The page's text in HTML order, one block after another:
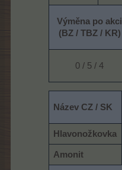
Výměna po akci
(BZ / TBZ / KR)
0 / 5 / 4​
Název CZ / SK
Hlavonožkovka
Amonit